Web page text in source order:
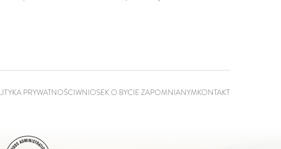
PRYWATNOŚCIWNIOSEK O BYCIE ZAPOMNIANYMKONTAKT